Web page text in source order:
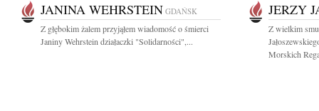
JANINA WEHRSTEIN GDAŃSK
Z głębokim żalem przyjąłem wiadomość o śmierci
Janiny Wehrstein działaczki "Solidarności",...
JERZY
Z wielkim
Morskich